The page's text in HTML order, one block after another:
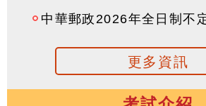
中華郵政2026年全日制不定期外勤職
更多資訊